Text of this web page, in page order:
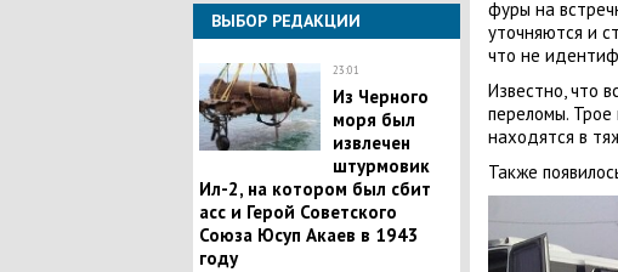
ВЫБОР РЕДАКЦИИ
23:01
Из Черного
моря был
извлечен
штурмовик
Ил-2, на котором был сбит
асс и Герой Советского
Союза Юсуп Акаев в 1943
году
фуры на
уточняются и
что не
Известно, что
переломы. Трое
находятся в
Также